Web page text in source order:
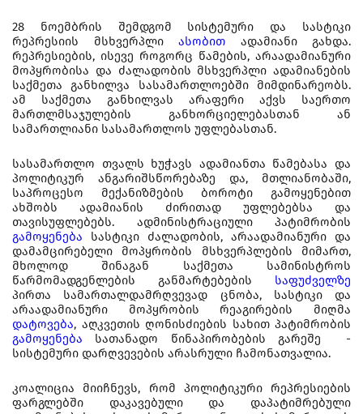
28 ნოემბრის შემდგომ სისტემური და სასტიკი
რეპრესიის მსხვერპლი ასობით ადამიანი გახდა.
რეპრესიების, ისევე როგორც წამების, არაადამიანური
მოპყრობისა და ძალადობის მსხვერპლი ადამიანების
საქმეთა განხილვა სასამართლოებში მიმდინარეობს.
ამ საქმეთა განხილვას არაფერი აქვს საერთო
მართლმსაჯულების განხორციელებასთან ან
სამართლიანი სასამართლოს უფლებასთან.
სასამართლო თვალს ხუჭავს ადამიანთა წამებასა და
პოლიტიკურ ანგარიშსწორებაზე და, მთლიანობაში,
საპროცესო მექანიზმების ბოროტი გამოყენებით
ახშობს ადამიანის ძირითად უფლებებსა და
თავისუფლებებს. ადმინისტრაციული პატიმრობის
გამოყენება სასტიკი ძალადობის, არაადამიანური და
დამამცირებელი მოპყრობის მსხვერპლების მიმართ,
მხოლოდ შინაგან საქმეთა სამინისტროს
წარმომადგენლების განმარტებების საფუძველზე
პირთა სამართალდამრღვევად ცნობა, სასტიკი და
არაადამიანური მოპყრობის რეაგირების მიღმა
დატოვება, აღკვეთის ღონისძიების სახით პატიმრობის
გამოყენება სათანადო წინაპირობების გარეშე -
სისტემური დარღვევების არასრული ჩამონათვალია.
კოალიცია მიიჩნევს, რომ პოლიტიკური რეპრესიების
ფარგლებში დაკავებული და დაპატიმრებული